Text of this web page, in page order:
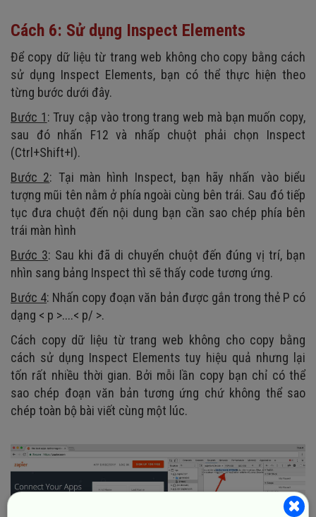
Cách 6: Sử dụng Inspect Elements
Để copy dữ liệu từ trang web không cho copy bằng cách
sử dụng Inspect Elements, bạn có thể thực hiện theo
từng bước dưới đây.
Bước 1: Truy cập vào trong trang web mà bạn muốn copy,
sau đó nhấn F12 và nhấp chuột phải chọn Inspect
(Ctrl+Shift+I).
Bước 2: Tại màn hình Inspect, bạn hãy nhấn vào biểu
tượng mũi tên nằm ở phía ngoài cùng bên trái. Sau đó tiếp
tục đưa chuột đến nội dung bạn cần sao chép phía bên
trái màn hình
Bước 3: Sau khi đã di chuyển chuột đến đúng vị trí, bạn
nhìn sang bảng Inspect thì sẽ thấy code tương ứng.
Bước 4: Nhấn copy đoạn văn bản được gắn trong thẻ P có
dạng < p >....< p/ >.
Cách copy dữ liệu từ trang web không cho copy bằng
cách sử dụng Inspect Elements tuy hiệu quả nhưng lại
tốn rất nhiều thời gian. Bởi mỗi lần copy bạn chỉ có thể
sao chép đoạn văn bản tương ứng chứ không thể sao
chép toàn bộ bài viết cùng một lúc.